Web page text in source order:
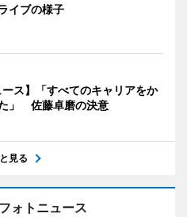
イブの様子
ース】「すべてのキャリアをか
」 佐藤卓磨の決意
見る
ォトニュース